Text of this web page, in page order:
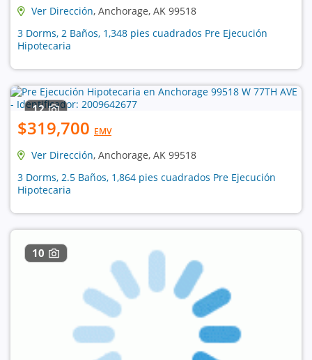
Ver Dirección, Anchorage, AK 99518
3 Dorms, 2 Baños, 1,348 pies cuadrados Pre Ejecución
Hipotecaria
12
$319,700 EMV
Ver Dirección, Anchorage, AK 99518
3 Dorms, 2.5 Baños, 1,864 pies cuadrados Pre Ejecución
Hipotecaria
10